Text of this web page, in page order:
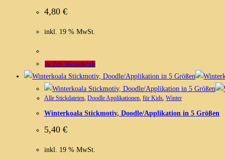
4,80 €
inkl. 19 % MwSt.
In den Warenkorb
Alle Stickdateien, Doodle Applikationen, für Kids, Winter
Winterkoala Stickmotiv, Doodle/Applikation in 5 Größen
5,40 €
inkl. 19 % MwSt.